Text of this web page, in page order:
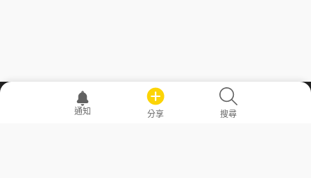
職場透明化運動
通知 分享 搜尋